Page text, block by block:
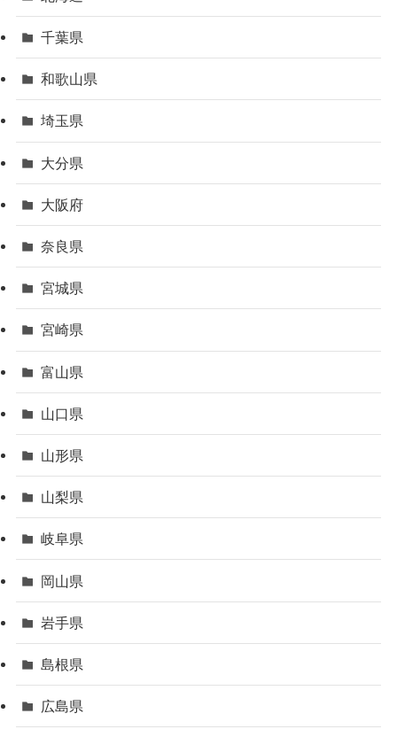
千葉県
和歌山県
埼玉県
大分県
大阪府
奈良県
宮城県
宮崎県
富山県
山口県
山形県
山梨県
岐阜県
岡山県
岩手県
島根県
広島県